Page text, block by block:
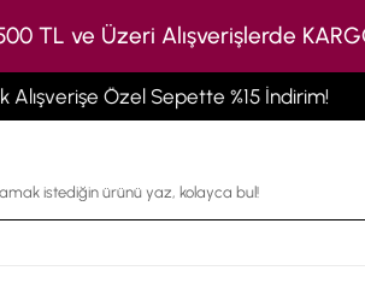
TL ve Üzeri Alışverişlerde
Özel Sepette %15 İndirim!